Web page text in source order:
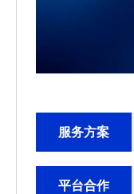
服务方案
平台合作